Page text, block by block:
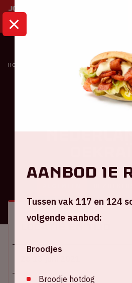
HOME UEFA EURO 2020
Oranje
Locatie en tijd
Aanbod 1e
Tussen vak 117 en 124
volgende aanbod:
Broodjes
Broodje hotdog